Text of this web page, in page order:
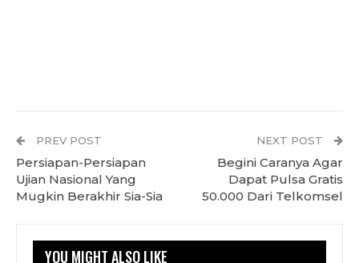
PREV POST
Persiapan-Persiapan
Ujian Nasional Yang
Mugkin Berakhir Sia-Sia
NEXT POST
Begini Caranya Agar
Dapat Pulsa Gratis
50.000 Dari Telkomsel
YOU MIGHT ALSO LIKE